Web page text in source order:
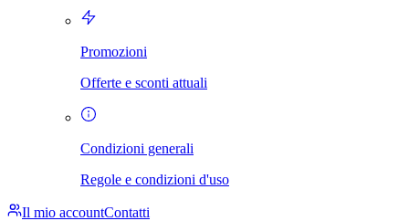
Promozioni
Offerte e sconti attuali
Condizioni generali
Regole e condizioni d'uso
Il mio accountContatti